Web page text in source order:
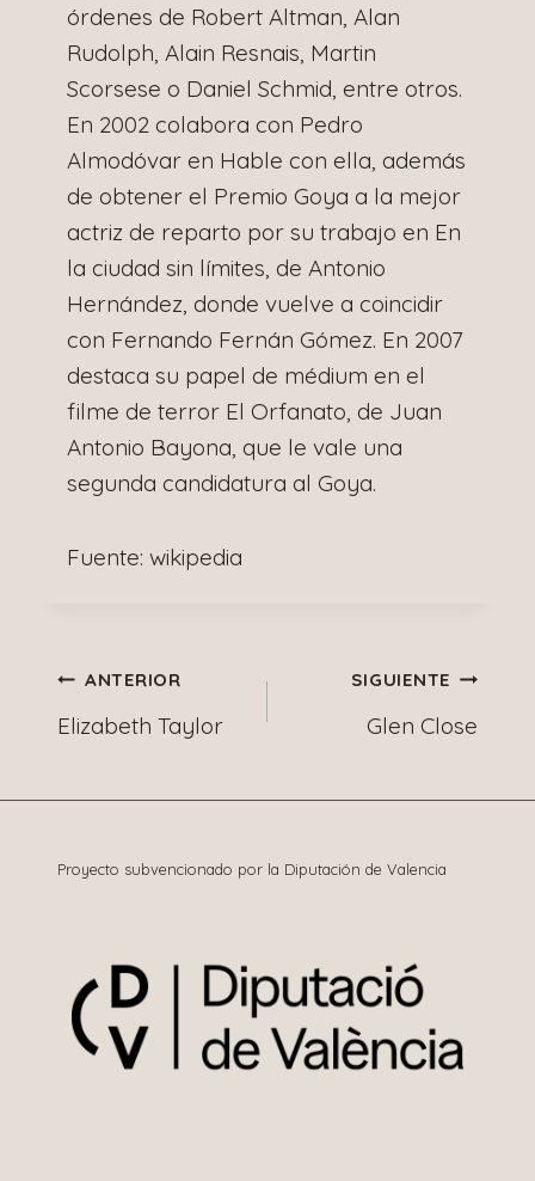
órdenes de Robert Altman, Alan
Rudolph, Alain Resnais, Martin
Scorsese o Daniel Schmid, entre otros.
En 2002 colabora con Pedro
Almodóvar en Hable con ella, además
de obtener el Premio Goya a la mejor
actriz de reparto por su trabajo en En
la ciudad sin límites, de Antonio
Hernández, donde vuelve a coincidir
con Fernando Fernán Gómez. En 2007
destaca su papel de médium en el
filme de terror El Orfanato, de Juan
Antonio Bayona, que le vale una
segunda candidatura al Goya.
Fuente: wikipedia
Navegación
de
entradas
ANTERIOR
Elizabeth Taylor
SIGUIENTE
Glen Close
Proyecto subvencionado por la Diputación de Valencia